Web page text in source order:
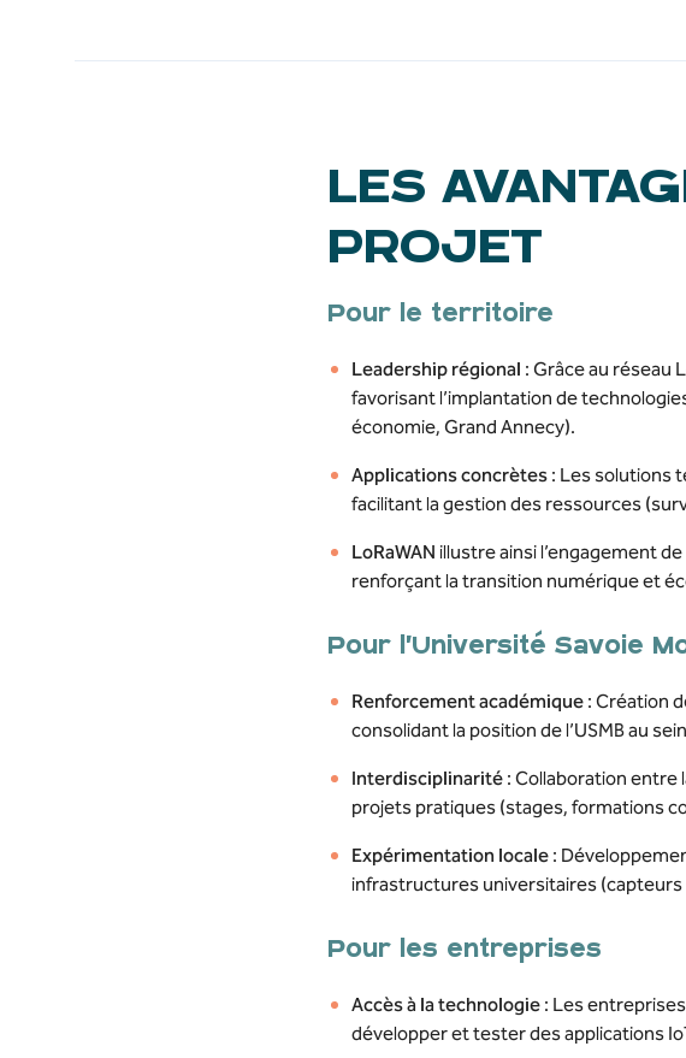
LES
PROJET
Pour le territoire
Leadership régional : Grâce au réseau
favorisant l’implantation de
économie, Grand Annecy).
Applications concrètes : Les solutions
facilitant la gestion des ressources
LoRaWAN illustre ainsi l’engagement
renforçant la transition numérique et
Pour l’Université Savoie
Renforcement académique : Création
consolidant la position de l’USMB au
Interdisciplinarité : Collaboration
projets pratiques (stages, formations
Expérimentation locale :
infrastructures universitaires (capteurs
Pour les entreprises
Accès à la technologie : Les
développer et tester des applications